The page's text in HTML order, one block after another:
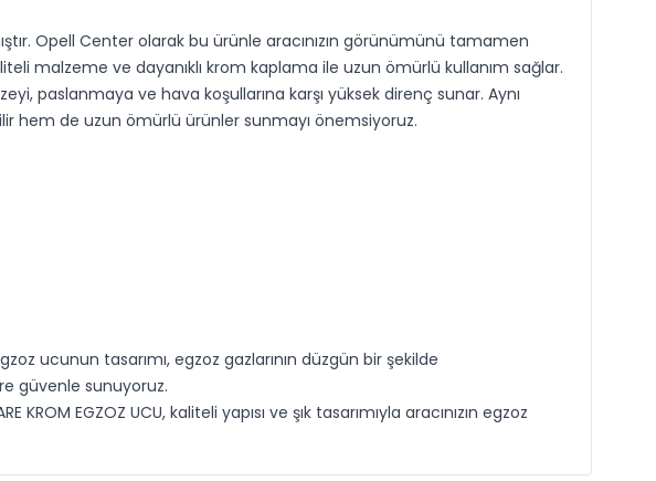
Opell Center olarak bu ürünle aracınızın görünümünü tamamen
malzeme ve dayanıklı krom kaplama ile uzun ömürlü kullanım sağlar.
paslanmaya ve hava koşullarına karşı yüksek direnç sunar. Aynı
hem de uzun ömürlü ürünler sunmayı önemsiyoruz.
ucunun tasarımı, egzoz gazlarının düzgün bir şekilde
güvenle sunuyoruz.
EGZOZ UCU, kaliteli yapısı ve şık tasarımıyla aracınızın egzoz